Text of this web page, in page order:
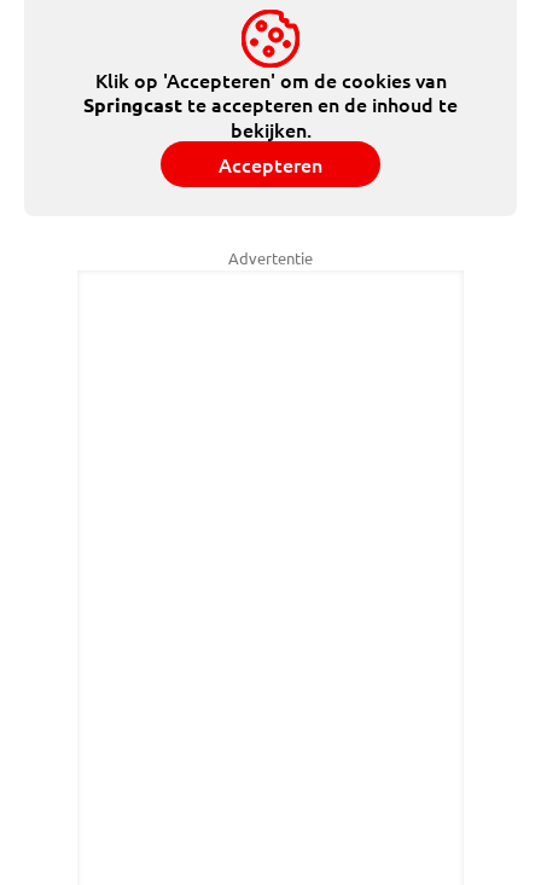
Klik op 'Accepteren' om de cookies van
Springcast te accepteren en de inhoud te
bekijken.
Accepteren
Advertentie